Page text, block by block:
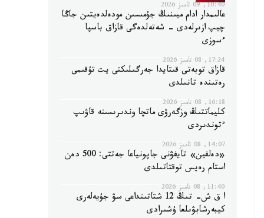
10:40, 09 تامىز 2026
عالىمدار ادام ميىنىڭ جۇمىسىن مودەلدەيتىن جاڭا
چيپ ازىرلەدى - شەتەلدەگى قازاق باسپا
ءسوزى
17:24, 08 تامىز 2026
قازاق توبەتى قىتايدا جەرگىلىكتى يت تۇقىمى
رەتىندە تانىلدى
16:18, 08 تامىز 2026
كليماتتىڭ وزگەرۋى ماتچا وندىرىسىنە قاۋىپ
ءتوندىردى
14:07, 08 تامىز 2026
«دەلفين» تايفۋنى جاپونياعا جەتتى: 500 دەن
استام رەيس توقتاتىلدى
11:40, 08 تامىز 2026
ا ق ش- تىڭ 12 شتاتىنداعى سۋ جۇيەلەرى
كيبەرشابۋىلعا ۇشىرادى